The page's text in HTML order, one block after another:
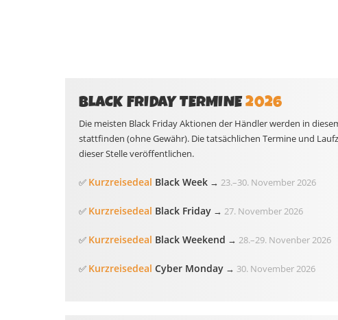
BLACK FRIDAY TERMINE2026
Die meisten Black Friday Aktionen der Händler werden in
stattfinden (ohne Gewähr). Die tatsächlichen Termine und
dieser Stelle veröffentlichen.
✅ Kurzreisedeal Black Week → 23.–30. November 2026
✅ Kurzreisedeal Black Friday → 27. November 2026
✅ Kurzreisedeal Black Weekend → 28.–29. Novenber 2026
✅ Kurzreisedeal Cyber Monday → 30. November 2026